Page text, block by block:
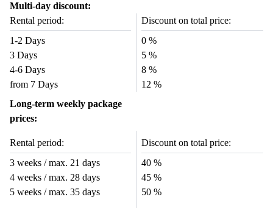
Multi-day discount:
Rental period:
Discount on total price:
1-2 Days
0 %
3 Days
5 %
4-6 Days
8 %
from 7 Days
12 %
Long-term weekly package
prices:
Rental period:
Discount on total price:
3 weeks / max. 21 days
40 %
4 weeks / max. 28 days
45 %
5 weeks / max. 35 days
50 %